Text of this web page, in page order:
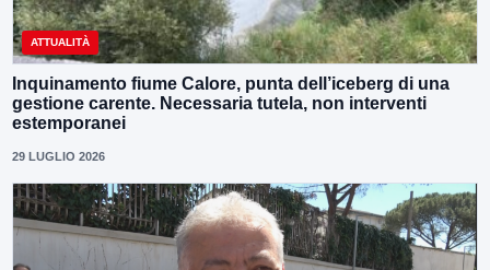
ATTUALITÀ
Inquinamento fiume Calore, punta dell’iceberg di una
gestione carente. Necessaria tutela, non interventi
estemporanei
29 LUGLIO 2026